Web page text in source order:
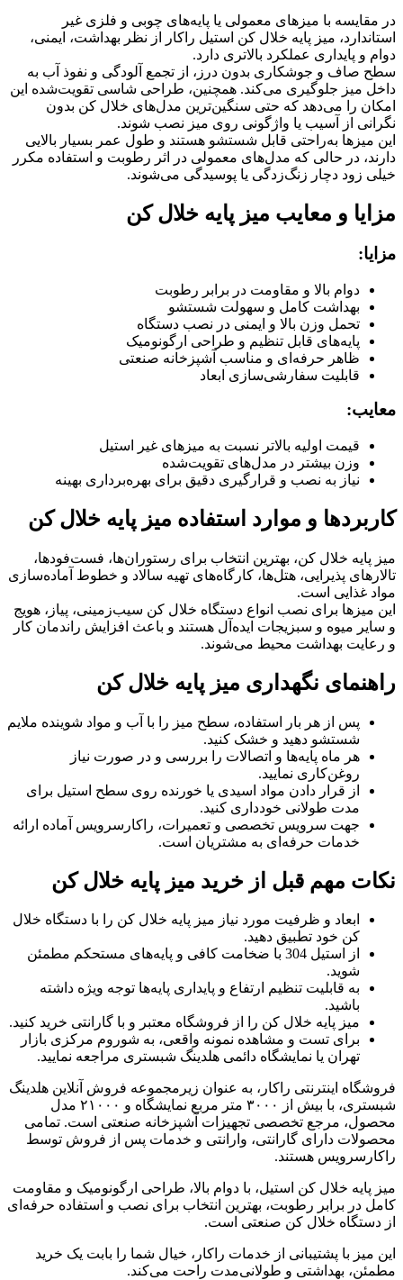
در مقایسه با میزهای معمولی یا پایه‌های چوبی و فلزی غیر
استاندارد، میز پایه خلال کن استیل راکار از نظر بهداشت، ایمنی،
دوام و پایداری عملکرد بالاتری دارد.
سطح صاف و جوشکاری بدون درز، از تجمع آلودگی و نفوذ آب به
داخل میز جلوگیری می‌کند. همچنین، طراحی شاسی تقویت‌شده این
امکان را می‌دهد که حتی سنگین‌ترین مدل‌های خلال کن بدون
نگرانی از آسیب یا واژگونی روی میز نصب شوند.
این میزها به‌راحتی قابل شستشو هستند و طول عمر بسیار بالایی
دارند، در حالی که مدل‌های معمولی در اثر رطوبت و استفاده مکرر
خیلی زود دچار زنگ‌زدگی یا پوسیدگی می‌شوند.
مزایا و معایب میز پایه خلال کن
مزایا:
دوام بالا و مقاومت در برابر رطوبت
بهداشت کامل و سهولت شستشو
تحمل وزن بالا و ایمنی در نصب دستگاه
پایه‌های قابل تنظیم و طراحی ارگونومیک
ظاهر حرفه‌ای و مناسب آشپزخانه صنعتی
قابلیت سفارشی‌سازی ابعاد
معایب:
قیمت اولیه بالاتر نسبت به میزهای غیر استیل
وزن بیشتر در مدل‌های تقویت‌شده
نیاز به نصب و قرارگیری دقیق برای بهره‌برداری بهینه
کاربردها و موارد استفاده میز پایه خلال کن
میز پایه خلال کن، بهترین انتخاب برای رستوران‌ها، فست‌فودها،
تالارهای پذیرایی، هتل‌ها، کارگاه‌های تهیه سالاد و خطوط آماده‌سازی
مواد غذایی است.
این میزها برای نصب انواع دستگاه خلال کن سیب‌زمینی، پیاز، هویج
و سایر میوه و سبزیجات ایده‌آل هستند و باعث افزایش راندمان کار
و رعایت بهداشت محیط می‌شوند.
راهنمای نگهداری میز پایه خلال کن
پس از هر بار استفاده، سطح میز را با آب و مواد شوینده ملایم
شستشو دهید و خشک کنید.
هر ماه پایه‌ها و اتصالات را بررسی و در صورت نیاز
روغن‌کاری نمایید.
از قرار دادن مواد اسیدی یا خورنده روی سطح استیل برای
مدت طولانی خودداری کنید.
جهت سرویس تخصصی و تعمیرات، راکارسرویس آماده ارائه
خدمات حرفه‌ای به مشتریان است.
نکات مهم قبل از خرید میز پایه خلال کن
ابعاد و ظرفیت مورد نیاز میز پایه خلال کن را با دستگاه خلال
کن خود تطبیق دهید.
از استیل 304 با ضخامت کافی و پایه‌های مستحکم مطمئن
شوید.
به قابلیت تنظیم ارتفاع و پایداری پایه‌ها توجه ویژه داشته
باشید.
میز پایه خلال کن را از فروشگاه معتبر و با گارانتی خرید کنید.
برای تست و مشاهده نمونه واقعی، به شوروم مرکزی بازار
تهران یا نمایشگاه دائمی هلدینگ شبستری مراجعه نمایید.
فروشگاه اینترنتی راکار، به عنوان زیرمجموعه فروش آنلاین هلدینگ
شبستری، با بیش از ۳۰۰۰ متر مربع نمایشگاه و ۲۱۰۰۰ مدل
محصول، مرجع تخصصی تجهیزات آشپزخانه صنعتی است. تمامی
محصولات دارای گارانتی، وارانتی و خدمات پس از فروش توسط
راکارسرویس هستند.
میز پایه خلال کن استیل، با دوام بالا، طراحی ارگونومیک و مقاومت
کامل در برابر رطوبت، بهترین انتخاب برای نصب و استفاده حرفه‌ای
از دستگاه خلال کن صنعتی است.
این میز با پشتیبانی از خدمات راکار، خیال شما را بابت یک خرید
مطمئن، بهداشتی و طولانی‌مدت راحت می‌کند.